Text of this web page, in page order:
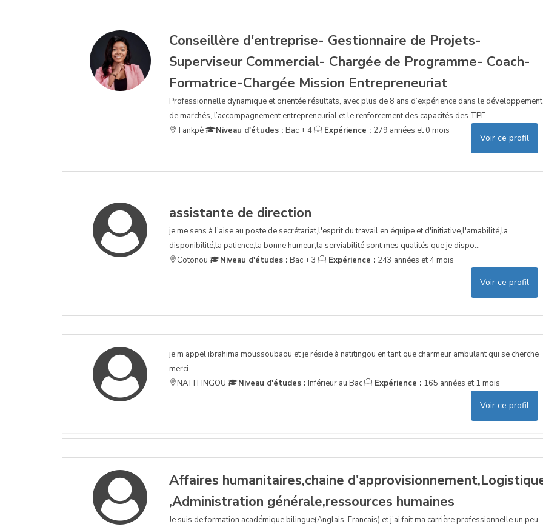
Conseillère d'entreprise- Gestionnaire de Projets-
Superviseur Commercial- Chargée de Programme- Coach-
Formatrice-Chargée Mission Entrepreneuriat
Professionnelle dynamique et orientée résultats, avec plus de 8 ans d’expérience dans le développement
de marchés, l’accompagnement entrepreneurial et le renforcement des capacités des TPE.
Tankpè
Niveau d'études : Bac + 4 Expérience : 279 années et 0 mois
Voir ce profil
assistante de direction
je me sens à l'aise au poste de secrétariat,l'esprit du travail en équipe et d'initiative,l'amabilité,la
disponibilité,la patience,la bonne humeur,la serviabilité sont mes qualités que je dispo...
Cotonou
Niveau d'études : Bac + 3 Expérience : 243 années et 4 mois
Voir ce profil
je m appel ibrahima moussoubaou et je réside à natitingou en tant que charmeur ambulant qui se cherche
merci
NATITINGOU
Niveau d'études : Inférieur au Bac Expérience : 165 années et 1 mois
Voir ce profil
Affaires humanitaires,chaine
,Administration générale,ressources humaines
Je suis de formation académique bilingue(Anglais-Francais) et j'ai fait ma carrière professionnelle un peu